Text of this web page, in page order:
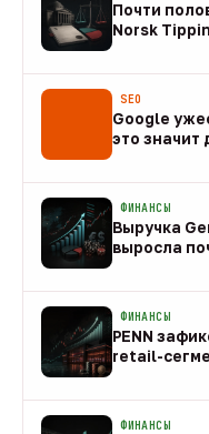
Почти
Norsk
SEO
Google
это значит
ФИНАНСЫ
Выручка
выросла
ФИНАНСЫ
PENN
retail-
ФИНАНСЫ